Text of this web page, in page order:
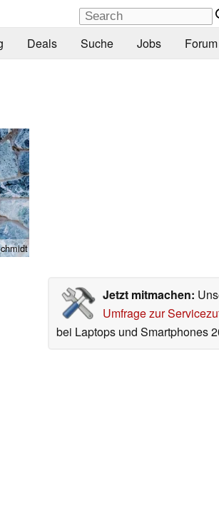
Deals Suche Jobs Forum
Jetzt mitmachen:
Umfrage zur
bei Laptops und Smartphones